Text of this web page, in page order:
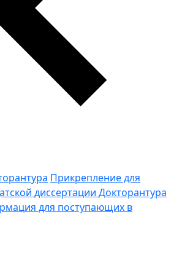
Прикрепление для
диссертации Докторантура
для поступающих в